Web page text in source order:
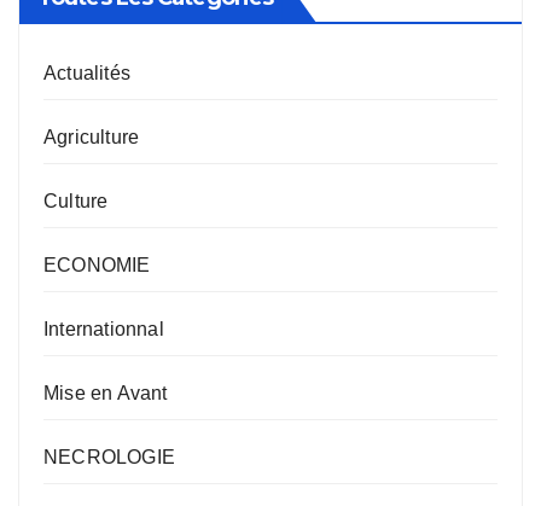
Actualités
Agriculture
Culture
ECONOMIE
Internationnal
Mise en Avant
NECROLOGIE